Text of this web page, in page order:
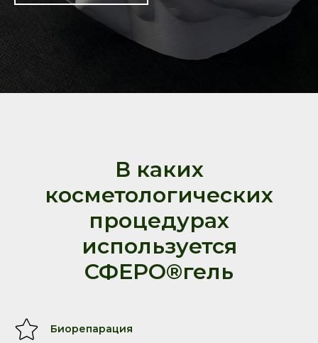
В каких
косметологических
процедурах
используется
СФЕРО®гель
Биорепарация